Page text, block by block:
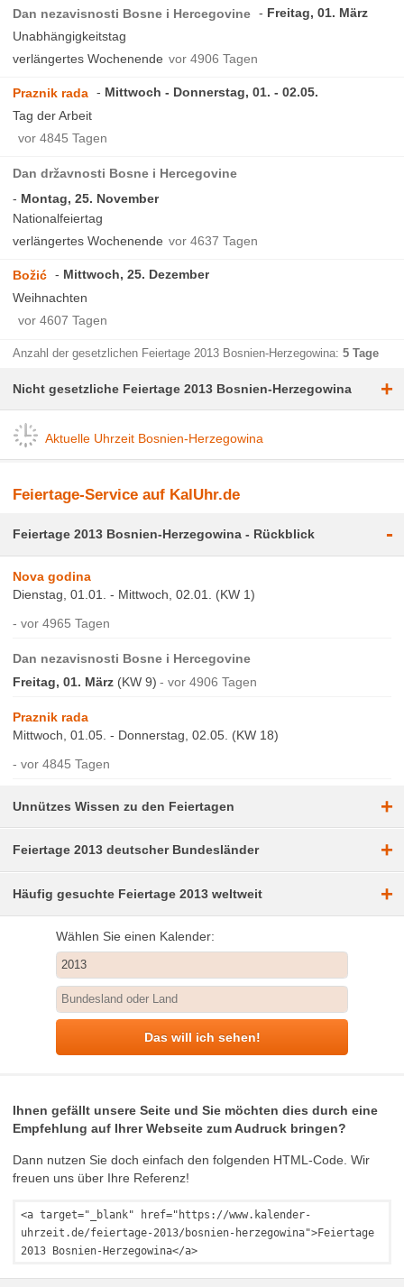
Dan nezavisnosti Bosne i Hercegovine
Freitag, 01. März
Unabhängigkeitstag
verlängertes Wochenende vor 4906 Tagen
Praznik rada
Mittwoch - Donnerstag, 01. - 02.05.
Tag der Arbeit
vor 4845 Tagen
Dan državnosti Bosne i Hercegovine
Montag, 25. November
Nationalfeiertag
verlängertes Wochenende vor 4637 Tagen
Božić
Mittwoch, 25. Dezember
Weihnachten
vor 4607 Tagen
Anzahl der gesetzlichen Feiertage 2013 Bosnien-Herzegowina:5 Tage
Nicht gesetzliche Feiertage 2013 Bosnien-Herzegowina +
Aktuelle Uhrzeit Bosnien-Herzegowina
Feiertage-Service auf KalUhr.de
Feiertage 2013 Bosnien-Herzegowina - Rückblick -
Nova godina
Dienstag, 01.01. - Mittwoch, 02.01. (KW 1)
vor 4965 Tagen
Dan nezavisnosti Bosne i Hercegovine
Freitag, 01. März (KW 9) vor 4906 Tagen
Praznik rada
Mittwoch, 01.05. - Donnerstag, 02.05. (KW 18)
vor 4845 Tagen
Unnützes Wissen zu den Feiertagen +
Feiertage 2013 deutscher Bundesländer +
Häufig gesuchte Feiertage 2013 weltweit +
Wählen Sie einen Kalender:
Das will ich sehen!
Ihnen gefällt unsere Seite und Sie möchten dies durch eine
Empfehlung auf Ihrer Webseite zum Audruck bringen?
Dann nutzen Sie doch einfach den folgenden HTML-Code. Wir
freuen uns über Ihre Referenz!
<a target="_blank" href="https://www.kalender-
uhrzeit.de/feiertage-2013/bosnien-herzegowina">Feiertage
2013 Bosnien-Herzegowina</a>